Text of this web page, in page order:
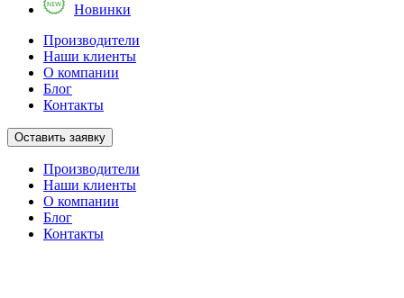
Новинки
Производители
Наши клиенты
О компании
Блог
Контакты
Оставить заявку
Производители
Наши клиенты
О компании
Блог
Контакты